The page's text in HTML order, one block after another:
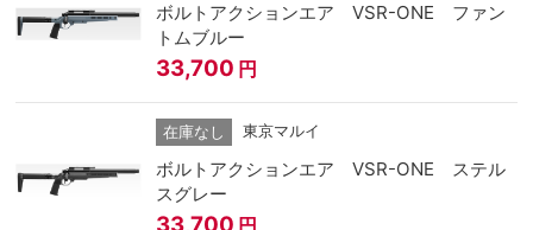
ボルトアクションエア VSR-ONE ファン
トムブルー
33,700 円
在庫なし 東京マルイ
ボルトアクションエア VSR-ONE ステル
スグレー
33,700